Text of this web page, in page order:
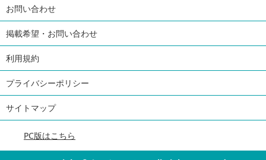
お問い合わせ
掲載希望・お問い合わせ
利用規約
プライバシーポリシー
サイトマップ
PC版はこちら